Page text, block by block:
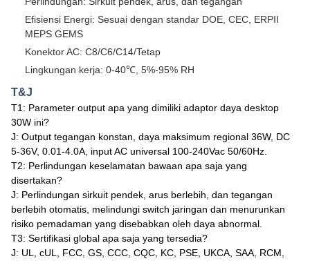
Efisiensi Energi: Sesuai dengan standar DOE, CEC, ERPII
MEPS GEMS
Konektor AC: C8/C6/C14/Tetap
Lingkungan kerja: 0-40℃, 5%-95% RH
T&J
T1: Parameter output apa yang dimiliki adaptor daya desktop
30W ini?
J: Output tegangan konstan, daya maksimum regional 36W, DC
5-36V, 0.01-4.0A, input AC universal 100-240Vac 50/60Hz.
T2: Perlindungan keselamatan bawaan apa saja yang
disertakan?
J: Perlindungan sirkuit pendek, arus berlebih, dan tegangan
berlebih otomatis, melindungi switch jaringan dan menurunkan
risiko pemadaman yang disebabkan oleh daya abnormal.
T3: Sertifikasi global apa saja yang tersedia?
J: UL, cUL, FCC, GS, CCC, CQC, KC, PSE, UKCA, SAA, RCM,